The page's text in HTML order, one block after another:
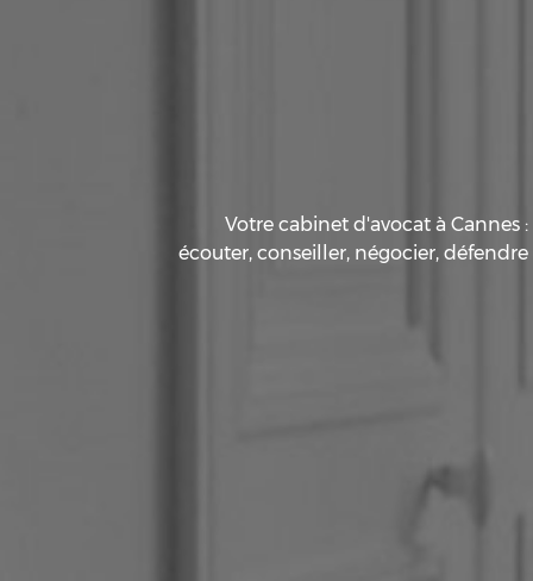
Votre cabinet d'avocat à Cannes :
écouter, conseiller, négocier, défendre